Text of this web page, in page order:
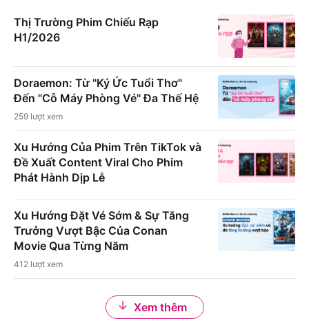
Thị Trường Phim Chiếu Rạp
H1/2026
Doraemon: Từ "Ký Ức Tuổi Thơ"
Đến "Cỗ Máy Phòng Vé" Đa Thế Hệ
259 lượt xem
Xu Hướng Của Phim Trên TikTok và
Đề Xuất Content Viral Cho Phim
Phát Hành Dịp Lễ
Xu Hướng Đặt Vé Sớm & Sự Tăng
Trưởng Vượt Bậc Của Conan
Movie Qua Từng Năm
412 lượt xem
Xem thêm